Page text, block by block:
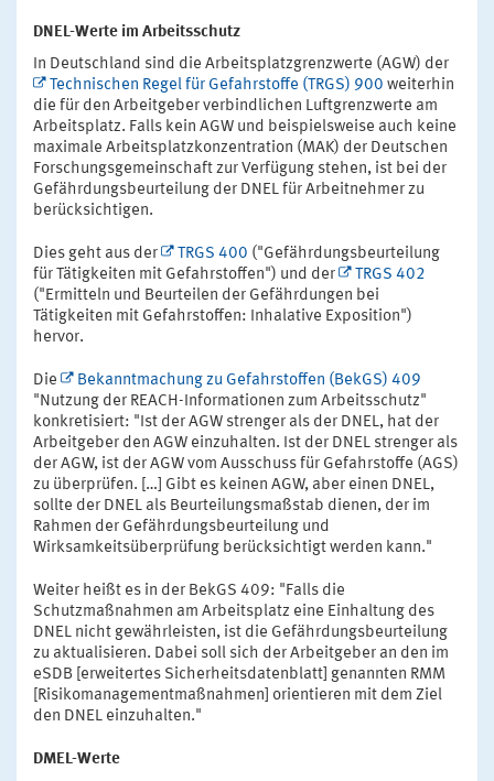
DNEL-Werte im Arbeitsschutz
In Deutschland sind die Arbeitsplatzgrenzwerte (AGW) der
Technischen Regel für Gefahrstoffe (TRGS) 900 weiterhin
die für den Arbeitgeber verbindlichen Luftgrenzwerte am
Arbeitsplatz. Falls kein AGW und beispielsweise auch keine
maximale Arbeitsplatzkonzentration (MAK) der Deutschen
Forschungsgemeinschaft zur Verfügung stehen, ist bei der
Gefährdungsbeurteilung der DNEL für Arbeitnehmer zu
berücksichtigen.
Dies geht aus der TRGS 400 ("Gefährdungsbeurteilung
für Tätigkeiten mit Gefahrstoffen") und der
TRGS 402
("Ermitteln und Beurteilen der Gefährdungen bei
Tätigkeiten mit Gefahrstoffen: Inhalative Exposition")
hervor.
Die
Bekanntmachung zu Gefahrstoffen (BekGS) 409
"Nutzung der REACH-Informationen zum Arbeitsschutz"
konkretisiert: "Ist der AGW strenger als der DNEL, hat der
Arbeitgeber den AGW einzuhalten. Ist der DNEL strenger als
der AGW, ist der AGW vom Ausschuss für Gefahrstoffe (AGS)
zu überprüfen. […] Gibt es keinen AGW, aber einen DNEL,
sollte der DNEL als Beurteilungsmaßstab dienen, der im
Rahmen der Gefährdungsbeurteilung und
Wirksamkeitsüberprüfung berücksichtigt werden kann."
Weiter heißt es in der BekGS 409: "Falls die
Schutzmaßnahmen am Arbeitsplatz eine Einhaltung des
DNEL nicht gewährleisten, ist die Gefährdungsbeurteilung
zu aktualisieren. Dabei soll sich der Arbeitgeber an den im
eSDB [erweitertes Sicherheitsdatenblatt] genannten RMM
[Risikomanagementmaßnahmen] orientieren mit dem Ziel
den DNEL einzuhalten."
DMEL-Werte